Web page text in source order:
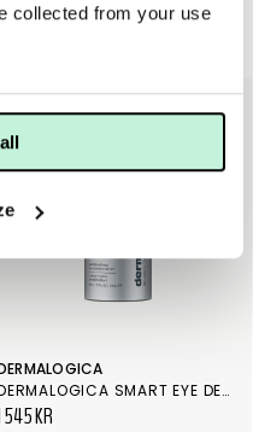
collected from your use
NY
DERMALOGICA SMART EYE DENSITY
545 KR